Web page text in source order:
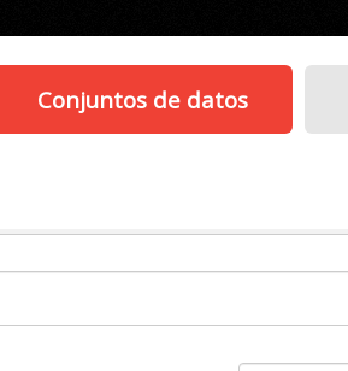
Conjuntos de datos